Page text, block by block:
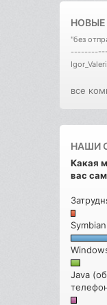
"без
все
НАШИ
Какая
вас
Java